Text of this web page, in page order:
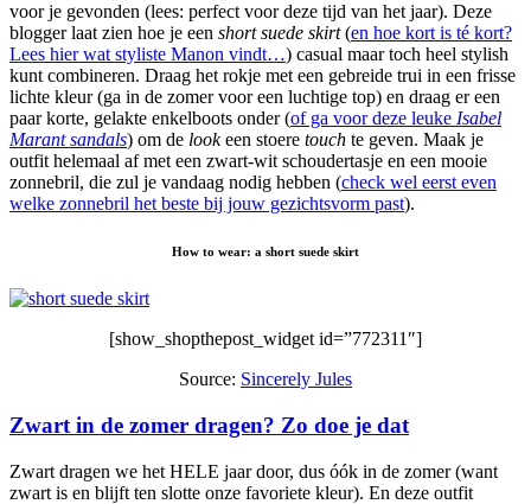
voor je gevonden (lees: perfect voor deze tijd van het jaar). Deze
blogger laat zien hoe je een short suede skirt(en hoe kort is té kort?
Lees hier wat styliste Manon vindt…) casual maar toch heel stylish
kunt combineren. Draag het rokje met een gebreide trui in een frisse
lichte kleur (ga in de zomer voor een luchtige top) en draag er een
paar korte, gelakte enkelboots onder (of ga voor deze leuke Isabel
Marant sandals) om de lookeen stoere touch te geven. Maak je
outfit helemaal af met een zwart-wit schoudertasje en een mooie
zonnebril, die zul je vandaag nodig hebben (check wel eerst even
welke zonnebril het beste bij jouw gezichtsvorm past).
How to wear: a short suede skirt
[show_shopthepost_widget id=”772311″]
Source: Sincerely Jules
Zwart in de zomer dragen? Zo doe je dat
Zwart dragen we het HELE jaar door, dus óók in de zomer (want
zwart is en blijft ten slotte onze favoriete kleur). En deze outfit